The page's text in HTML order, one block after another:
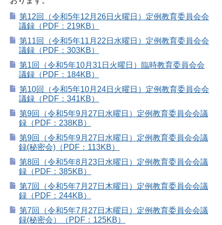
第12回（令和5年12月26日火曜日）定例教育委員会会
議録（PDF：219KB）
第11回（令和5年11月22日水曜日）定例教育委員会会
議録（PDF：303KB）
第1回（令和5年10月31日火曜日）臨時教育委員会会
議録（PDF：184KB）
第10回（令和5年10月24日火曜日）定例教育委員会会
議録（PDF：341KB）
第9回（令和5年9月27日水曜日）定例教育委員会会議
録（PDF：238KB）
第9回（令和5年9月27日水曜日）定例教育委員会会議
録(秘密会)（PDF：113KB）
第8回（令和5年8月23日水曜日）定例教育委員会会議
録（PDF：385KB）
第7回（令和5年7月27日木曜日）定例教育委員会会議
録（PDF：244KB）
第7回（令和5年7月27日木曜日）定例教育委員会会議
録(秘密会）（PDF：125KB）